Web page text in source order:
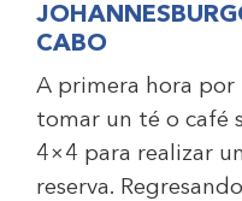
CABO
A primera hora por
tomar un té o café
4×4 para realizar
reserva.